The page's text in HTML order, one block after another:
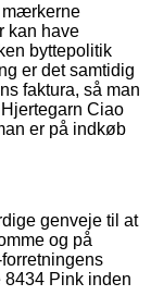
mærkerne
kan have
byttepolitik
er det samtidig
faktura, så man
Ciao
er på indkøb
genveje til at
og på
8434 Pink inden